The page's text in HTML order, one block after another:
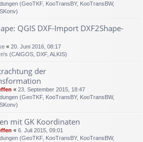
(GeoTKF, KooTransBY, KooTransBW,
QGIS DXF-Import DXF2Shape-
« 20. Juni 2016, 08:17
(CAIGOS, DXF, ALKIS)
der
« 23. September 2015, 18:47
(GeoTKF, KooTransBY, KooTransBW,
mit GK Koordinaten
« 6. Juli 2015, 09:01
(GeoTKF, KooTransBY, KooTransBW,